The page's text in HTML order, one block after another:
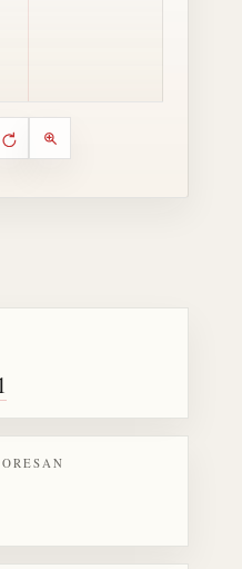
Kontrol animasi urutan
Putar ulang animasi
Perbesar animasi